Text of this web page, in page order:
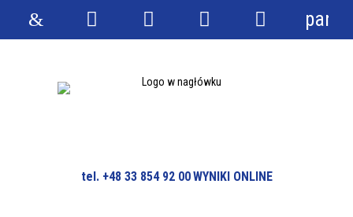
tel. +48 33 854 92 00WYNIKI ONLINE
StronaWyszukiwarka
Narzędzia
Menu Menu
panel